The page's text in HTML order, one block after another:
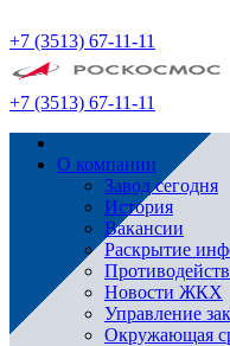
+7 (3513) 67-11-11
+7 (3513) 67-11-11
О компании
Завод сегодня
История
Вакансии
Раскрытие
Новости ЖКХ
Управление
Окружающая